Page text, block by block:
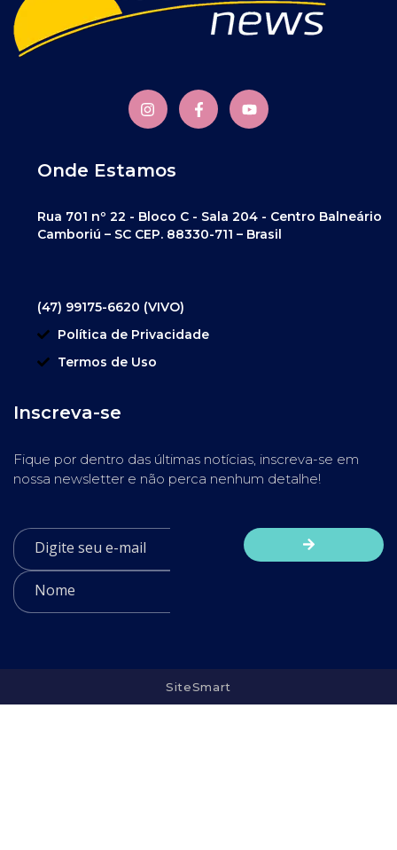
Onde Estamos
Rua 701 nº 22 - Bloco C - Sala 204 - Centro Balneário
Camboriú – SC CEP. 88330-711 – Brasil
(47) 99175-6620 (VIVO)
Política de Privacidade
Termos de Uso
Inscreva-se
Fique por dentro das últimas notícias, inscreva-se em
nossa newsletter e não perca nenhum detalhe!
SiteSmart